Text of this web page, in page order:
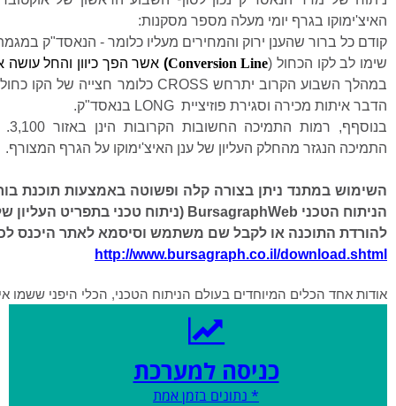
האיצ'ימוקו בגרף יומי מעלה מספר מסקנות:
קודם כל ברור שהענן ירוק והמחירים מעליו כלומר - הנאסד"ק
שימו לב לקו הכחול (Conversion Line
) אשר הפך כיוון והחל
במהלך השבוע הקרוב יתרחש CROSS כלומר חצייה של הקו
הדבר איתות מכירה וסגירת פוזיציית LONG בנאסד"ק.
התמיכה הנגזר מהחלק העליון של ענן האיצ'ימוקו על הגרף המצורף.
השימוש במתנד ניתן בצורה קלה ופשוטה באמצעות תוכנת
הניתוח הטכני BursagraphWeb (ניתוח טכני בתפריט העליון
להורדת התוכנה או לקבל שם משתמש וסיסמא לאתר היכנס
http://www.bursagraph.co.il/download.shtml
אודות אחד הכלים המיוחדים בעולם הניתוח הטכני, הכלי היפני ששמו
כניסה למערכת
* נתונים בזמן אמת